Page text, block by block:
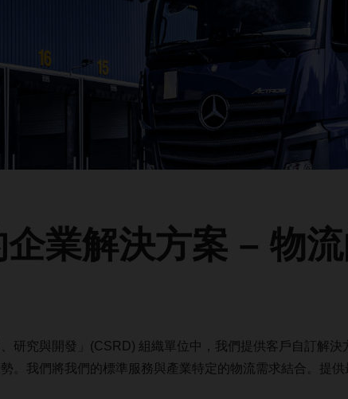
業解決方案 – 物
研究與開發」 (CSRD) 組織單位中，我們提供客戶自訂解決
。我們將我們的標準服務與產業特定的物流需求結合。提供